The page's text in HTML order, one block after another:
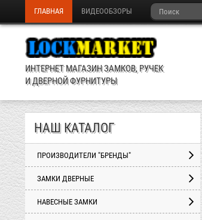
ИНТЕРНЕТ МАГАЗИН ЗАМКОВ, РУЧЕК
И ДВЕРНОЙ ФУРНИТУРЫ
НАШ КАТАЛОГ
ПРОИЗВОДИТЕЛИ "БРЕНДЫ"
ЗАМКИ ДВЕРНЫЕ
НАВЕСНЫЕ ЗАМКИ
ГЛАВНАЯ ВИДЕООБЗОРЫ